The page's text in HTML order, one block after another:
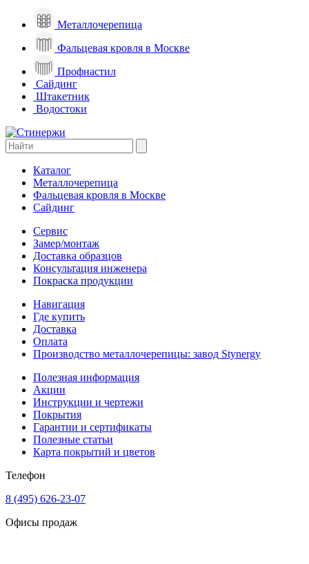
Металлочерепица
Фальцевая кровля в Москве
Профнастил
Сайдинг
Штакетник
Водостоки
Каталог
Металлочерепица
Фальцевая кровля в Москве
Сайдинг
Сервис
Замер/монтаж
Доставка образцов
Консультация инженера
Покраска продукции
Навигация
Где купить
Доставка
Оплата
Производство металлочерепицы: завод Stynergy
Полезная информация
Акции
Инструкции и чертежи
Покрытия
Гарантии и сертификаты
Полезные статьи
Карта покрытий и цветов
Телефон
8 (495) 626-23-07
Офисы продаж